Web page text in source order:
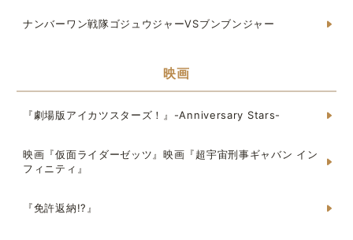
ナンバーワン戦隊ゴジュウジャーVSブンブンジャー
映画
『劇場版アイカツスターズ！』-Anniversary Stars-
映画『仮面ライダーゼッツ』映画『超宇宙刑事ギャバン イン
フィニティ』
『免許返納!?』